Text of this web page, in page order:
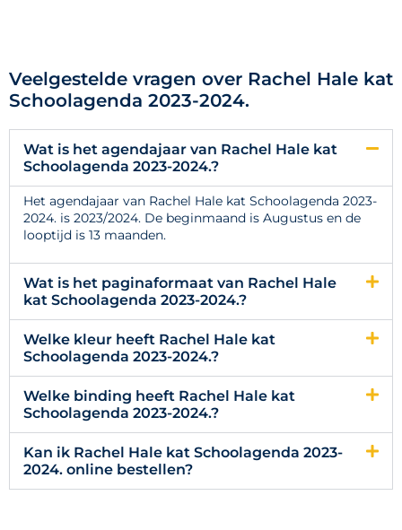
Veelgestelde vragen over Rachel Hale kat
Schoolagenda 2023-2024.
Wat is het agendajaar van Rachel Hale kat
Schoolagenda 2023-2024.?
Het agendajaar van Rachel Hale kat Schoolagenda 2023-
2024. is 2023/2024. De beginmaand is Augustus en de
looptijd is 13 maanden.
Wat is het paginaformaat van Rachel Hale
kat Schoolagenda 2023-2024.?
Welke kleur heeft Rachel Hale kat
Schoolagenda 2023-2024.?
Welke binding heeft Rachel Hale kat
Schoolagenda 2023-2024.?
Kan ik Rachel Hale kat Schoolagenda 2023-
2024. online bestellen?